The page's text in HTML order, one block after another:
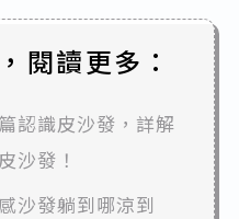
閱讀更多：
認識皮沙發，詳解
沙發！
沙發躺到哪涼到